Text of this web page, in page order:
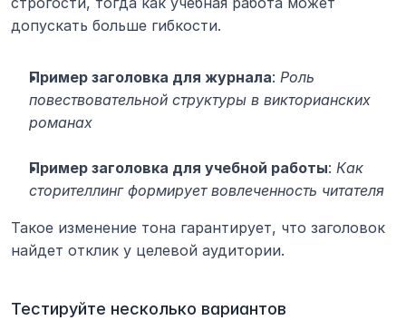
допускать больше гибкости.
Пример заголовка для журнала: Роль
повествовательной структуры в викторианских
романах
Пример заголовка для учебной работы: Как
сторителлинг формирует вовлеченность читателя
Такое изменение тона гарантирует, что заголовок
найдет отклик у целевой аудитории.
Тестируйте несколько вариантов